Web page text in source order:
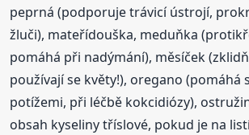
peprná (podporuje trávicí ústrojí,
žluči), mateřídouška, meduňka
pomáhá při nadýmání), měsíček
používají se květy!), oregano (pomáhá
potížemi, při léčbě kokcidiózy),
obsah kyseliny tříslové, pokud je na